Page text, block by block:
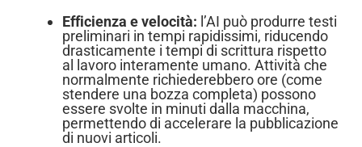
Efficienza e velocità: l’AI può produrre testi
preliminari in tempi rapidissimi, riducendo
drasticamente i tempi di scrittura rispetto
al lavoro interamente umano. Attività che
normalmente richiederebbero ore (come
stendere una bozza completa) possono
essere svolte in minuti dalla macchina,
permettendo di accelerare la pubblicazione
di nuovi articoli.